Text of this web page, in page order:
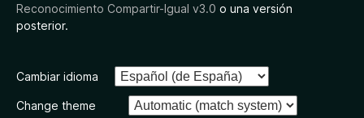
Reconocimiento Compartir-Igual v3.0 o una versión
posterior.
Cambiar idioma
Change theme